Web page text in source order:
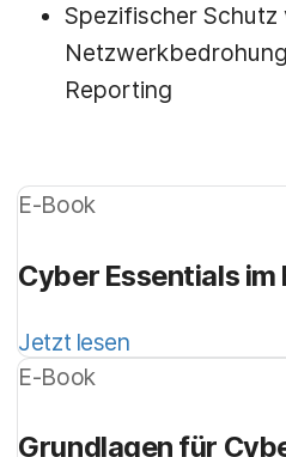
Spezifischer Schutz
Reporting
E-Book
Cyber Essentials
Jetzt lesen
E-Book
Grundlagen für